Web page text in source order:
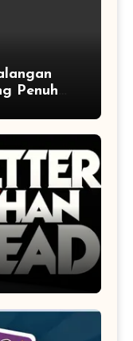
Penuh